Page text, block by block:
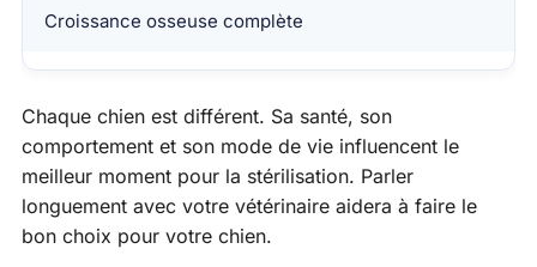
Croissance osseuse complète
Chaque chien est différent. Sa santé, son
comportement et son mode de vie influencent le
meilleur moment pour la stérilisation. Parler
longuement avec votre vétérinaire aidera à faire le
bon choix pour votre chien.